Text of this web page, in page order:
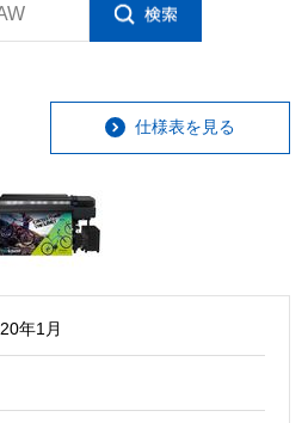
仕様表を見る
年1月